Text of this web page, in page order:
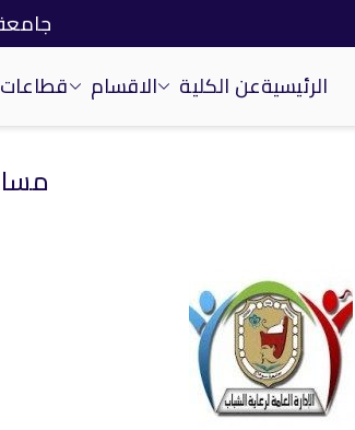
الرئيسيةعن الكلية الاقسام قطاعات